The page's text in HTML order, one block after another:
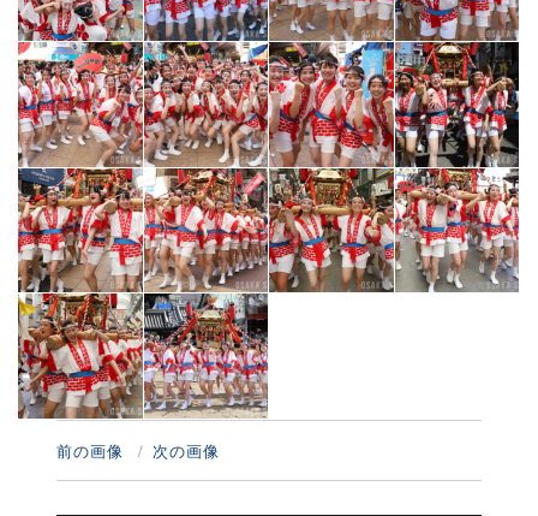
前の画像 次の画像